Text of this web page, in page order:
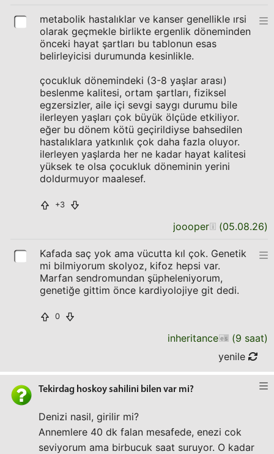
metabolik hastalıklar ve kanser genellikle ırsi
olarak geçmekle birlikte ergenlik döneminden
önceki hayat şartları bu tablonun esas
belirleyicisi durumunda kesinlikle.
çocukluk dönemindeki (3-8 yaşlar arası)
beslenme kalitesi, ortam şartları, fiziksel
egzersizler, aile içi sevgi saygı durumu bile
ilerleyen yaşları çok büyük ölçüde etkiliyor.
eğer bu dönem kötü geçirildiyse bahsedilen
hastalıklara yatkınlık çok daha fazla oluyor.
ilerleyen yaşlarda her ne kadar hayat kalitesi
yüksek te olsa çocukluk döneminin yerini
doldurmuyor maalesef.
+3
joooper (05.08.26)
Kafada saç yok ama vücutta kıl çok. Genetik
mi bilmiyorum skolyoz, kifoz hepsi var.
Marfan sendromundan şüpheleniyorum,
genetiğe gittim önce kardiyolojiye git dedi.
0
inheritance (9 saat)
yenile
Tekirdag hoskoy sahilini bilen var mi?
Denizi nasil, girilir mi?
Annemlere 40 dk falan mesafede, enezi cok
seviyorum ama birbucuk saat suruyor. O kadar